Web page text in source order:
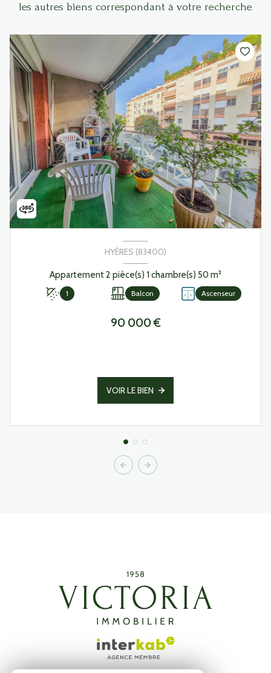
les autres biens correspondant à votre recherche
HYÈRES (83400)
Appartement 2 pièce(s) 1 chambre(s) 50 m²
1 Balcon Ascenseur
90 000 €
VOIR LE BIEN